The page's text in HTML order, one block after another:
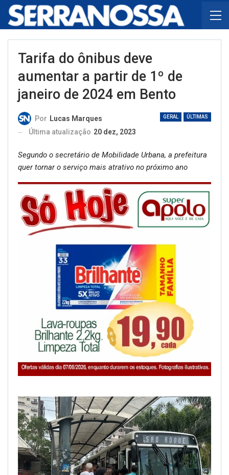
Tarifa do ônibus deve
aumentar a partir de 1º de
janeiro de 2024 em Bento
GERAL ÚLTIMAS
Por Lucas Marques
Última atualização 20 dez, 2023
Segundo o secretário de Mobilidade Urbana, a prefeitura
quer tornar o serviço mais atrativo no próximo ano